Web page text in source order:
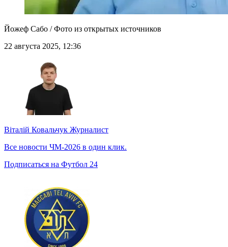
Йожеф Сабо / Фото из открытых источников
22 августа 2025, 12:36
Віталій Ковальчук Журналист
Все новости ЧМ-2026 в один клик.
Подписаться на Футбол 24